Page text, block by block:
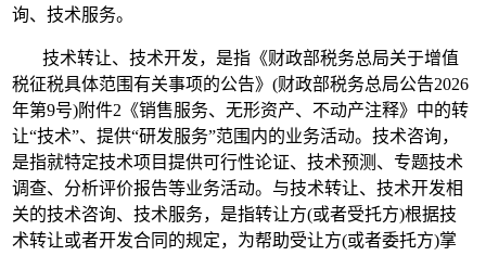
询、技术服务。
技术转让、技术开发，是指《财政部税务总局关于增值
税征税具体范围有关事项的公告》(财政部税务总局公告2026
年第9号)附件2《销售服务、无形资产、不动产注释》中的转
让“技术”、提供“研发服务”范围内的业务活动。技术咨询，
是指就特定技术项目提供可行性论证、技术预测、专题技术
调查、分析评价报告等业务活动。与技术转让、技术开发相
关的技术咨询、技术服务，是指转让方(或者受托方)根据技
术转让或者开发合同的规定，为帮助受让方(或者委托方)掌